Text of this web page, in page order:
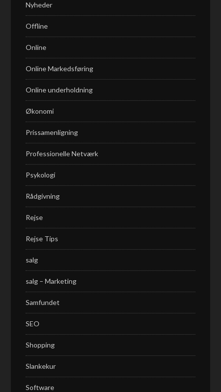
Nyheder
Offline
Online
Online Markedsføring
Online underholdning
Økonomi
Prissamenligning
Professionelle Netværk
Psykologi
Rådgivning
Rejse
Rejse Tips
salg
salg – Marketing
Samfundet
SEO
Shopping
Slankekur
Software